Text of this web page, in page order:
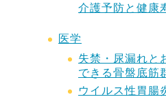
介護予防と健康
医学
失禁・尿漏れと
できる骨盤底筋
ウイルス性胃腸